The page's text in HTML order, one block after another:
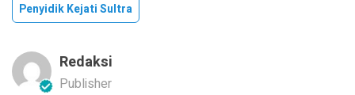
Penyidik Kejati Sultra
Redaksi
Publisher